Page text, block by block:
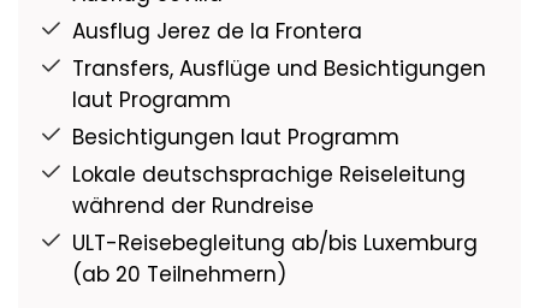
Ausflug Jerez de la Frontera
Transfers, Ausflüge und Besichtigungen
laut Programm
Besichtigungen laut Programm
Lokale deutschsprachige Reiseleitung
während der Rundreise
ULT-Reisebegleitung ab/bis Luxemburg
(ab 20 Teilnehmern)